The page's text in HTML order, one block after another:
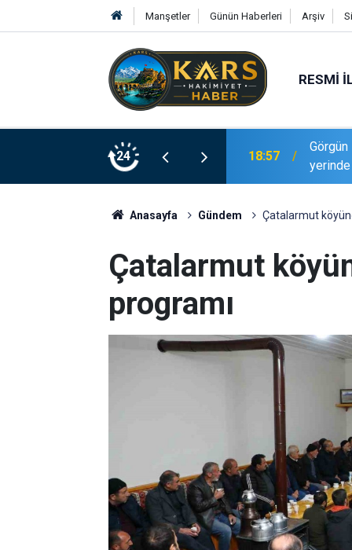
Manşetler Günün Haberleri Arşiv
RESMI
24
ile Millî Yetkinlik Hamlesi faaliyetlerini
17:40 Yaz
Anasayfa Gündem Çatalarmut
Çatalarmut
programı